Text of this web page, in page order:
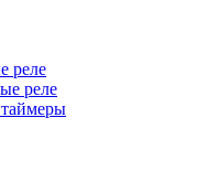
реле
реле